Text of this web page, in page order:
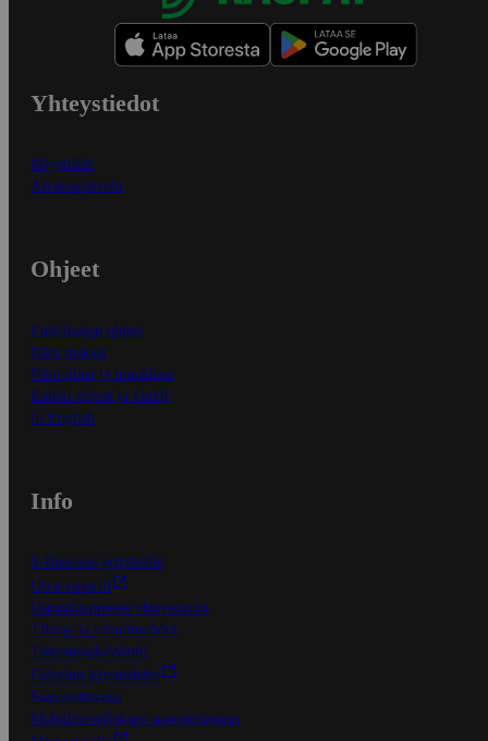
Yhteystiedot
Myymälät
Asiakaspalvelu
Ohjeet
Ensitilaajan ohjeet
Näin maksat
Näin tilaat ja muokkaat
Kaikki ohjeet ja vinkit
In English
Info
S-Business yrityksille
Oiva-raportit
Osuuskauppojen yhteystiedot
Tilaus- ja toimitusehdot
Tietosuojakäytäntö
Palvelun käyttöehdot
Saavutettavuus
Mobiilisovelluksen saavutettavuus